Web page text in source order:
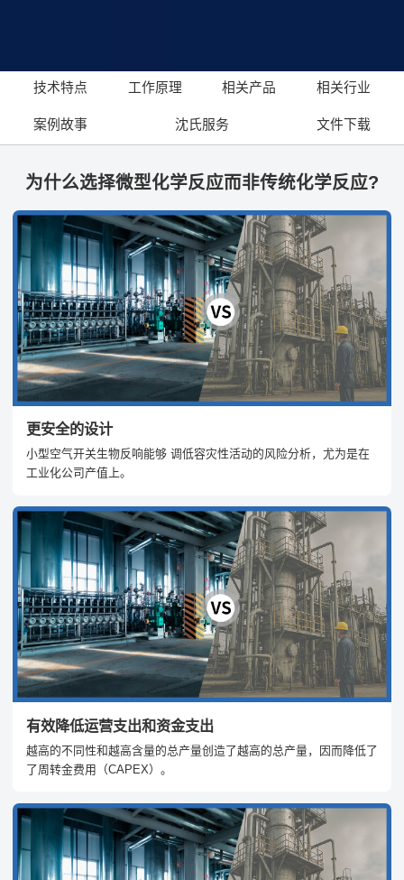
技术特点 工作原理 相关产品 相关行业
案例故事 沈氏服务 文件下载
为什么选择微型化学反应而非传统化学反应?
更安全的设计
小型空气开关生物反响能够 调低容灾性活动的风险分析，尤为是在
工业化公司产值上。
有效降低运营支出和资金支出
越高的不同性和越高含量的总产量创造了越高的总产量，因而降低了
了周转金费用（CAPEX）。